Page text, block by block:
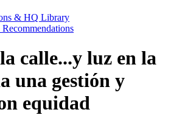
& HQ Library
calle...y luz en la
una gestión y
equidad